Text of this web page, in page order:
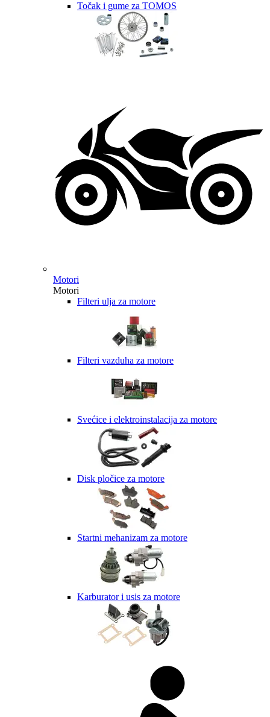
Točak i gume za TOMOS
Motori
Motori
Filteri ulja za motore
Filteri vazduha za motore
Svećice i elektroinstalacija za motore
Disk pločice za motore
Startni mehanizam za motore
Karburator i usis za motore